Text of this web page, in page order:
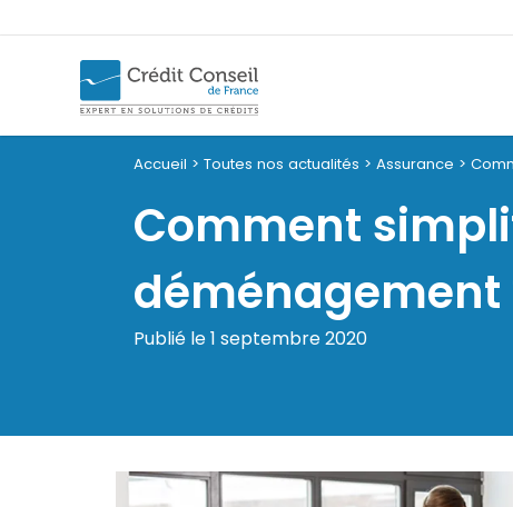
Accueil > Toutes nos actualités > Assurance >
Comment
déménagement
Publié le 1 septembre 2020